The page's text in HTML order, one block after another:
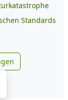
Standards
Telegram